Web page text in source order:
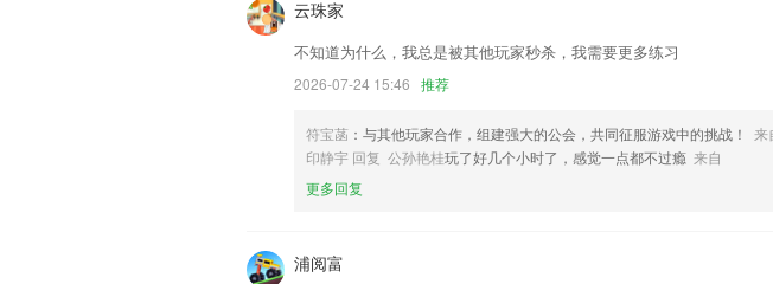
你来渲美图，送你上开屏，助力获客营销
优化应用图标
修复已知问题，优化细节体验。
联系我们
以上就是彩6彩下载的介绍，如果您喜欢这款软件，您可以到应用商店进行打
助我们更好的对产品进行优化修改。
云珠家
不知道为什么，我总是被其他玩家秒杀，我需要更多练习
2026-07-24 15:46 推荐
符宝菡 ：与其他玩家合作，组建强大的公会，共同征服游戏中的挑战！
来
印静宇 回复 公孙艳桂玩了好几个小时了，感觉一点都不过瘾 来自
更多回复
浦阅富